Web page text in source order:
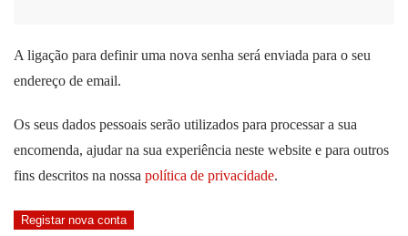
A ligação para definir uma nova senha será enviada para o seu
endereço de email.
Os seus dados pessoais serão utilizados para processar a sua
encomenda, ajudar na sua experiência neste website e para outros
fins descritos na nossa política de privacidade.
Registar nova conta